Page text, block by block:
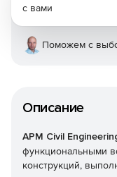
Описание
APM Civil
функциональными
конструкций,
с вами
Поможем с